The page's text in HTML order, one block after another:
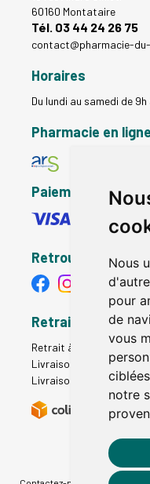
Nous
pour
de
vous
notre
60160 Montataire
Tél. 03 44 24 26 75
contact@pharmacie-
Horaires
Du lundi au samedi de 9h
Pharmacie en
Paiement
Retrouvez-nous
Retrait - Livraison
Retrait à la pharmacie -
Livraison en Point Relais
Livraison à domicile